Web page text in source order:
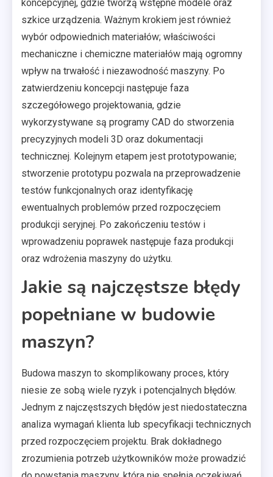
koncepcyjnej, gdzie tworzą wstępne modele oraz
szkice urządzenia. Ważnym krokiem jest również
wybór odpowiednich materiałów; właściwości
mechaniczne i chemiczne materiałów mają ogromny
wpływ na trwałość i niezawodność maszyny. Po
zatwierdzeniu koncepcji następuje faza
szczegółowego projektowania, gdzie
wykorzystywane są programy CAD do stworzenia
precyzyjnych modeli 3D oraz dokumentacji
technicznej. Kolejnym etapem jest prototypowanie;
stworzenie prototypu pozwala na przeprowadzenie
testów funkcjonalnych oraz identyfikację
ewentualnych problemów przed rozpoczęciem
produkcji seryjnej. Po zakończeniu testów i
wprowadzeniu poprawek następuje faza produkcji
oraz wdrożenia maszyny do użytku.
Jakie są najczęstsze błędy
popełniane w budowie
maszyn?
Budowa maszyn to skomplikowany proces, który
niesie ze sobą wiele ryzyk i potencjalnych błędów.
Jednym z najczęstszych błędów jest niedostateczna
analiza wymagań klienta lub specyfikacji technicznych
przed rozpoczęciem projektu. Brak dokładnego
zrozumienia potrzeb użytkowników może prowadzić